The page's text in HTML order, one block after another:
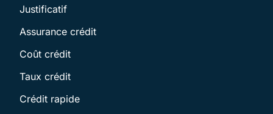
Justificatif
Assurance crédit
Coût crédit
Taux crédit
Crédit rapide